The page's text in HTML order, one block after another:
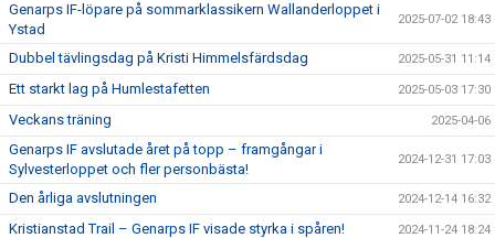
Genarps IF-löpare på sommarklassikern Wallanderloppet i
Ystad
2025-07-02 18:43
Dubbel tävlingsdag på Kristi Himmelsfärdsdag 2025-05-31 11:14
Ett starkt lag på Humlestafetten 2025-05-03 17:30
Veckans träning 2025-04-06
Genarps IF avslutade året på topp – framgångar i
Sylvesterloppet och fler personbästa!
2024-12-31 17:03
Den årliga avslutningen 2024-12-14 16:32
Kristianstad Trail – Genarps IF visade styrka i spåren! 2024-11-24 18:24